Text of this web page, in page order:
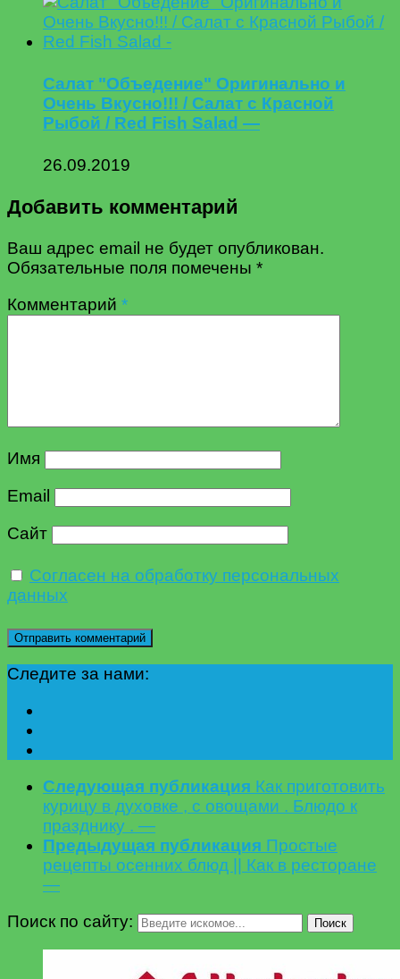
Салат "Объедение" Оригинально и
Очень Вкусно!!! / Салат с Красной
Рыбой / Red Fish Salad —
26.09.2019
Добавить комментарий
Ваш адрес email не будет опубликован.
Обязательные поля помечены *
Комментарий *
Имя
Email
Сайт
Согласен на обработку персональных
данных
Следите за нами:
Следующая публикация Как приготовить
курицу в духовке , с овощами . Блюдо к
празднику . —
Предыдущая публикация Простые
рецепты осенних блюд || Как в ресторане
—
Поиск по сайту:
Поиск